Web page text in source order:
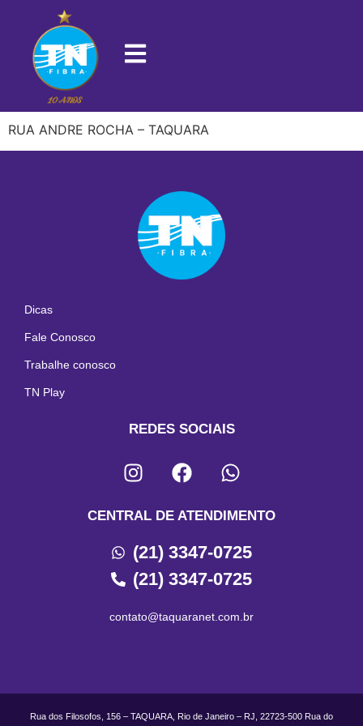
22710-568
RUA ANDRE ROCHA – TAQUARA
Dicas
Fale Conosco
Trabalhe conosco
TN Play
REDES SOCIAIS
CENTRAL DE ATENDIMENTO
(21) 3347-0725
(21) 3347-0725
contato@taquaranet.com.br
Rua dos Filosofos, 156 – TAQUARA, Rio de Janeiro – RJ, 22723-500 Rua do